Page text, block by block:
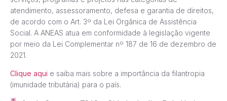
atendimento, assessoramento, defesa e garantia de direitos,
de acordo com o Art. 3º da Lei Orgânica de Assistência
Social. A ANEAS atua em conformidade à legislação vigente
por meio da Lei Complementar nº 187 de 16 de dezembro de
2021.
Clique aqui e saiba mais sobre a importância da filantropia
(imunidade tributária) para o país.